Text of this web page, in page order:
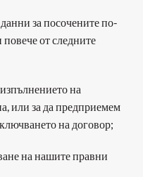
за посочените по-
от следните
изпълнението на
или за да предприемем
на договор;
на нашите правни